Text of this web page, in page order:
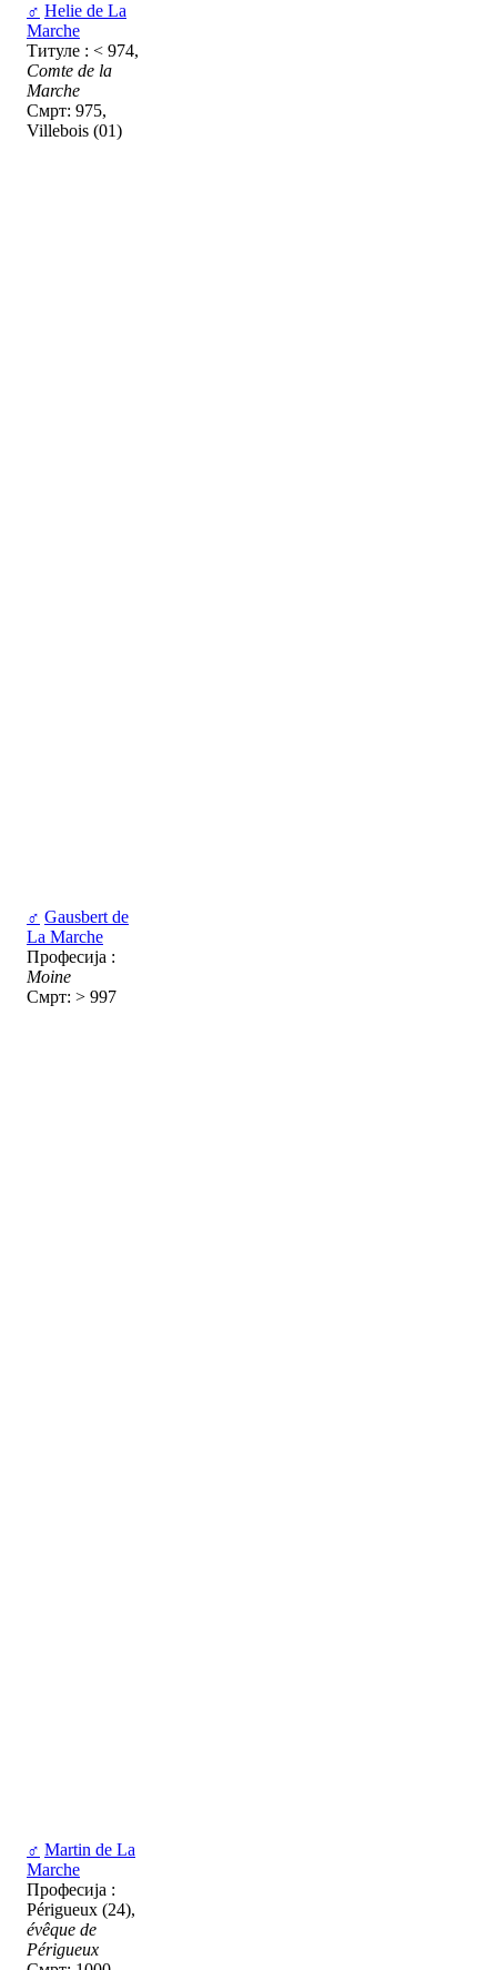
♂ Helie de La
Marche
Титуле : < 974,
Comte de la
Marche
Смрт: 975,
Villebois (01)
♂ Gausbert de
La Marche
Професија :
Moine
Смрт: > 997
♂ Martin de La
Marche
Професија :
Périgueux (24),
évêque de
Périgueux